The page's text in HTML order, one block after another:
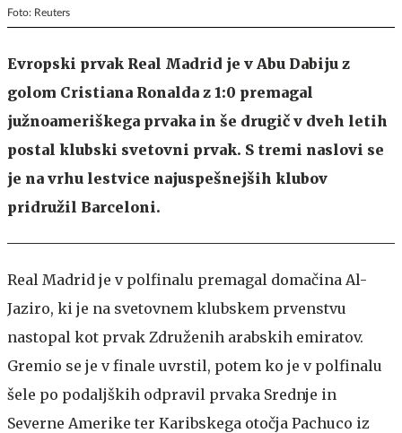
Foto: Reuters
Evropski prvak Real Madrid je v Abu Dabiju z
golom Cristiana Ronalda z 1:0 premagal
južnoameriškega prvaka in še drugič v dveh letih
postal klubski svetovni prvak. S tremi naslovi se
je na vrhu lestvice najuspešnejših klubov
pridružil Barceloni.
Real Madrid je v polfinalu premagal domačina Al-
Jaziro, ki je na svetovnem klubskem prvenstvu
nastopal kot prvak Združenih arabskih emiratov.
Gremio se je v finale uvrstil, potem ko je v polfinalu
šele po podaljških odpravil prvaka Srednje in
Severne Amerike ter Karibskega otočja Pachuco iz